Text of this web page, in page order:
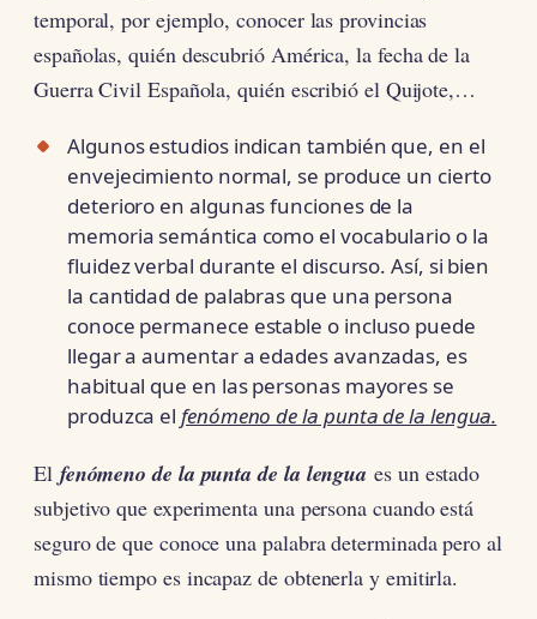
temporal, por ejemplo, conocer las provincias
españolas, quién descubrió América, la fecha de la
Guerra Civil Española, quién escribió el Quijote,…
Algunos estudios indican también que, en el
envejecimiento normal, se produce un cierto
deterioro en algunas funciones de la
memoria semántica como el vocabulario o la
fluidez verbal durante el discurso. Así, si bien
la cantidad de palabras que una persona
conoce permanece estable o incluso puede
llegar a aumentar a edades avanzadas, es
habitual que en las personas mayores se
produzca elfenómeno de la punta de la lengua.
El fenómeno de la punta de la lengua es un estado
subjetivo que experimenta una persona cuando está
seguro de que conoce una palabra determinada pero al
mismo tiempo es incapaz de obtenerla y emitirla.